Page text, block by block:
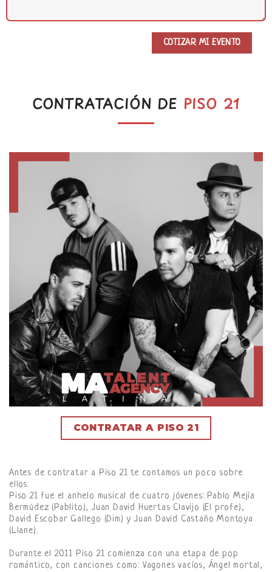
CONTRATACIÓN DE PISO 21
CONTRATAR A PISO 21
Antes de contratar a Piso 21 te contamos un poco sobre
ellos.
Piso 21 fue el anhelo musical de cuatro jóvenes: Pablo Mejía
Bermúdez (Pablito), Juan David Huertas Clavijo (El profe),
David Escobar Gallego (Dim) y Juan David Castaño Montoya
(Llane).
Durante el 2011 Piso 21 comienza con una etapa de pop
romántico, con canciones como: Vagones vacíos, Ángel mortal,